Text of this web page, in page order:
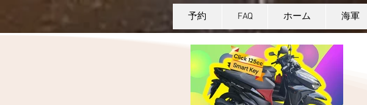
予約 FAQ ホーム 海軍